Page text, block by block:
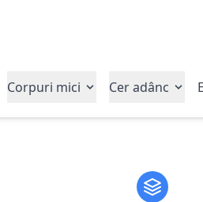
Corpuri mici Cer adânc